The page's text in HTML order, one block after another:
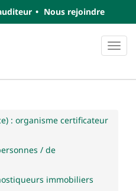
Nous rejoindre
: organisme certificateur
/ de
immobiliers